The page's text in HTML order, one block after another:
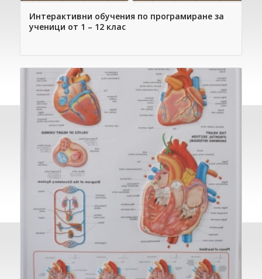
Интерактивни обучения по програмиране за
ученици от 1 – 12 клас